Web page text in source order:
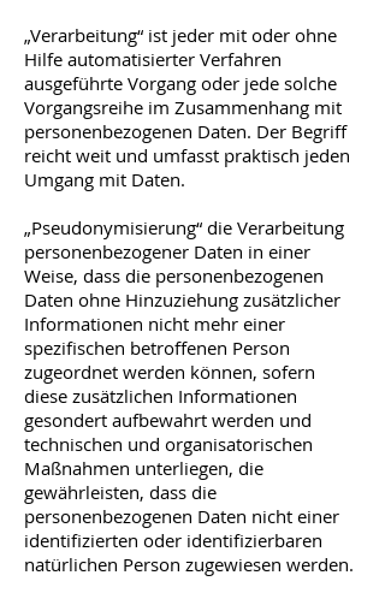
„Verarbeitung“ ist jeder mit oder ohne
Hilfe automatisierter Verfahren
ausgeführte Vorgang oder jede solche
Vorgangsreihe im Zusammenhang mit
personenbezogenen Daten. Der Begriff
reicht weit und umfasst praktisch jeden
Umgang mit Daten.
„Pseudonymisierung“ die Verarbeitung
personenbezogener Daten in einer
Weise, dass die personenbezogenen
Daten ohne Hinzuziehung zusätzlicher
Informationen nicht mehr einer
spezifischen betroffenen Person
zugeordnet werden können, sofern
diese zusätzlichen Informationen
gesondert aufbewahrt werden und
technischen und organisatorischen
Maßnahmen unterliegen, die
gewährleisten, dass die
personenbezogenen Daten nicht einer
identifizierten oder identifizierbaren
natürlichen Person zugewiesen werden.